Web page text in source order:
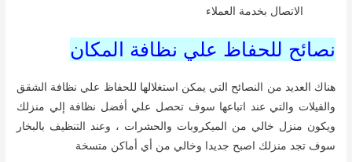
الاتصال بخدمة العملاء
نصائح للحفاظ علي نظافة المكان
هناك العديد من النصائح التي يمكن استغلالها للحفاظ علي نظافة الشقق
والفيلات والتي عند اتباعها سوف تحصل علي أفضل نظافة إلي منزلك
ويكون منزل خالي من الميكروبات والحشرات ، وعند التنظيف بالبخار
سوف تجد منزلك اصبح جديدا وخالي من أي أماكن متسخة